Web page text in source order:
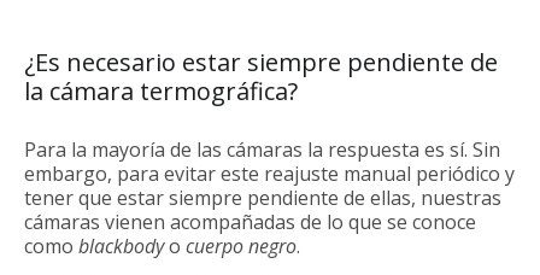
¿Es necesario estar siempre pendiente de
la cámara termográfica?
Para la mayoría de las cámaras la respuesta es sí. Sin
embargo, para evitar este reajuste manual periódico y
tener que estar siempre pendiente de ellas, nuestras
cámaras vienen acompañadas de lo que se conoce
como blackbodyo cuerpo negro.